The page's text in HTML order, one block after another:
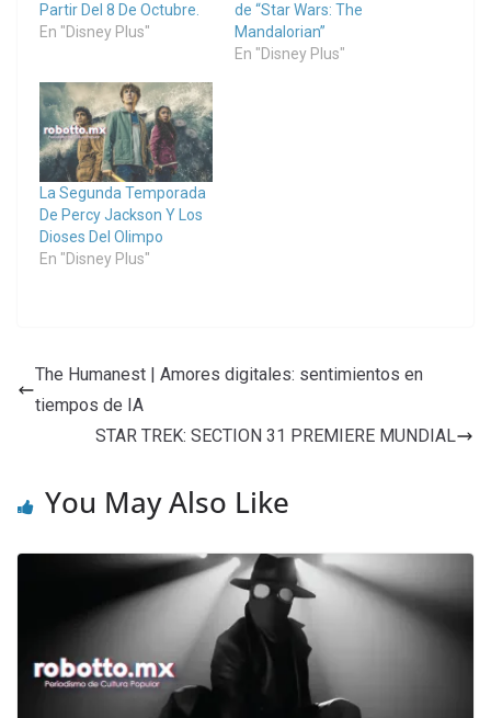
Partir Del 8 De Octubre.
En "Disney Plus"
de “Star Wars: The
Mandalorian”
En "Disney Plus"
La Segunda Temporada
De Percy Jackson Y Los
Dioses Del Olimpo
En "Disney Plus"
The Humanest | Amores digitales: sentimientos en
tiempos de IA
STAR TREK: SECTION 31 PREMIERE MUNDIAL
You May Also Like